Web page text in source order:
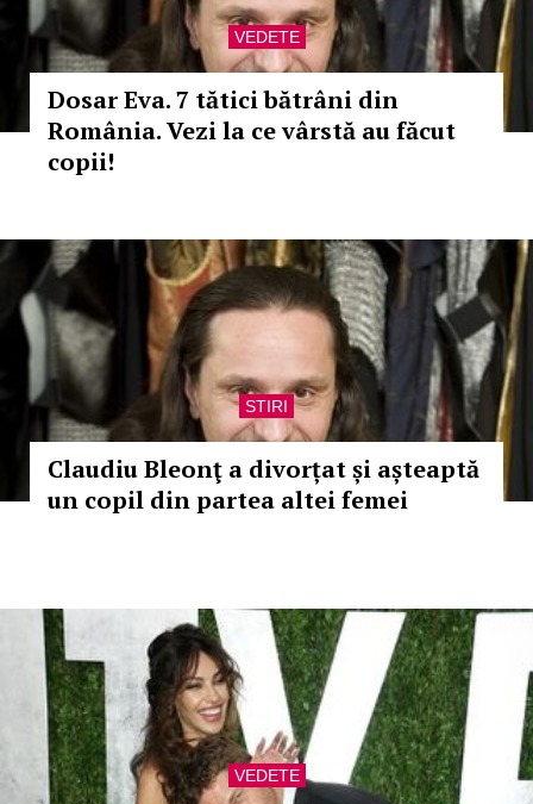
VEDETE
Dosar Eva. 7 tătici bătrâni din
România. Vezi la ce vârstă au făcut
copii!
STIRI
Claudiu Bleonţ a divorțat și așteaptă
un copil din partea altei femei
VEDETE